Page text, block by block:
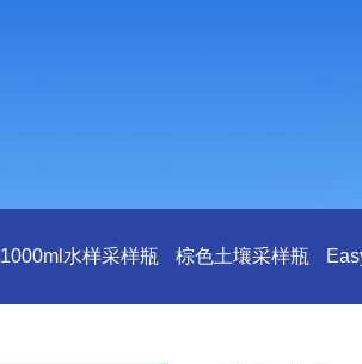
1000ml水样采样瓶 棕色土壤采样瓶